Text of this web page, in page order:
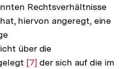
Rechtsverhältnisse
hiervon angeregt, eine
über die
Zur
[7] der sich auf die im